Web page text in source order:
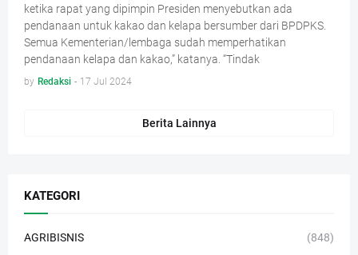
ketika rapat yang dipimpin Presiden menyebutkan ada
pendanaan untuk kakao dan kelapa bersumber dari BPDPKS.
Semua Kementerian/lembaga sudah memperhatikan
pendanaan kelapa dan kakao,” katanya. “Tindak
by Redaksi - 17 Jul 2024
Berita Lainnya
KATEGORI
AGRIBISNIS (848)